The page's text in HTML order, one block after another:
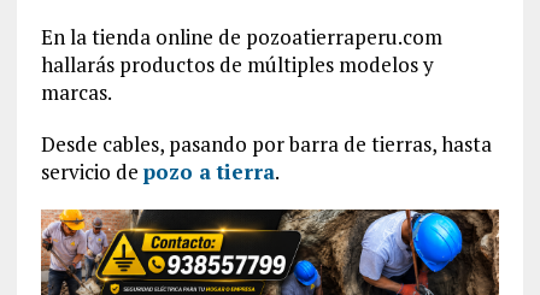
En la tienda online de pozoatierraperu.com
hallarás productos de múltiples modelos y
marcas.
Desde cables, pasando por barra de tierras, hasta
servicio de pozo a tierra.